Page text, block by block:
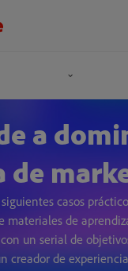
a
de
casos
materiales de
un serial de
creador de